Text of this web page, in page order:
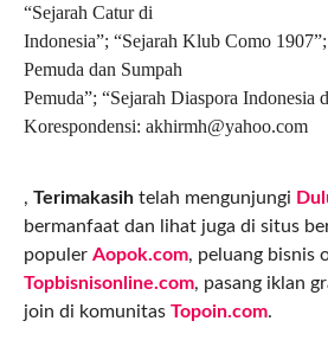
“Sejarah Catur di
Indonesia”; “Sejarah Klub Como
Pemuda dan Sumpah
Pemuda”; “Sejarah Diaspora Indonesia
Korespondensi: akhirmh@yahoo.com
, Terimakasihtelah mengunjungi
bermanfaat dan lihat juga di situs
populer Aopok.com, peluang bisnis
Topbisnisonline.com, pasang iklan
join di komunitas Topoin.com.